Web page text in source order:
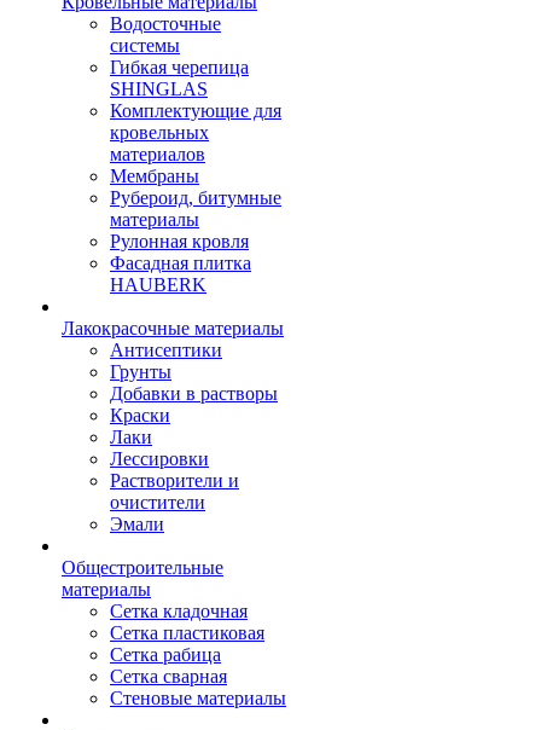
Водосточные
системы
Гибкая черепица
SHINGLAS
Комплектующие для
кровельных
материалов
Мембраны
Рубероид, битумные
материалы
Рулонная кровля
Фасадная плитка
HAUBERK
Лакокрасочные материалы
Антисептики
Грунты
Добавки в растворы
Краски
Лаки
Лессировки
Растворители и
очистители
Эмали
Общестроительные
материалы
Сетка кладочная
Сетка пластиковая
Сетка рабица
Сетка сварная
Стеновые материалы